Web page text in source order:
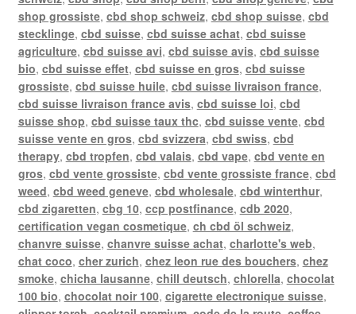
shop grossiste, cbd shop schweiz, cbd shop suisse, cbd
stecklinge, cbd suisse, cbd suisse achat, cbd suisse
agriculture, cbd suisse avi, cbd suisse avis, cbd suisse
bio, cbd suisse effet, cbd suisse en gros, cbd suisse
grossiste, cbd suisse huile, cbd suisse livraison france,
cbd suisse livraison france avis, cbd suisse loi, cbd
suisse shop, cbd suisse taux thc, cbd suisse vente, cbd
suisse vente en gros, cbd svizzera, cbd swiss, cbd
therapy, cbd tropfen, cbd valais, cbd vape, cbd vente en
gros, cbd vente grossiste, cbd vente grossiste france, cbd
weed, cbd weed geneve, cbd wholesale, cbd winterthur,
cbd zigaretten, cbg 10, ccp postfinance, cdb 2020,
certification vegan cosmetique, ch cbd öl schweiz,
chanvre suisse, chanvre suisse achat, charlotte's web,
chat coco, cher zurich, chez leon rue des bouchers, chez
smoke, chicha lausanne, chill deutsch, chlorella, chocolat
100 bio, chocolat noir 100, cigarette electronique suisse,